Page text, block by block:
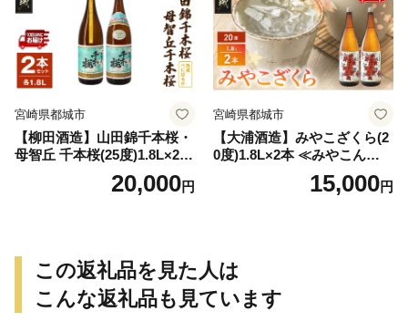
宮崎県都城市
【柳田酒造】山田錦千本桜・
母智丘 千本桜(25度)1.8L×2本
≪みやこんじょ特急便≫_AC
20,000円
宮崎県都城市
【大浦酒造】みやこざくら(2
0度)1.8L×2本 ≪みやこんじょ
特急便≫_MJ-077115,000円
この返礼品を見た人は
こんな返礼品も見ています